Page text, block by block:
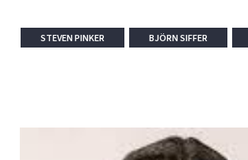
STEVEN PINKER BJÖRN SIFFER